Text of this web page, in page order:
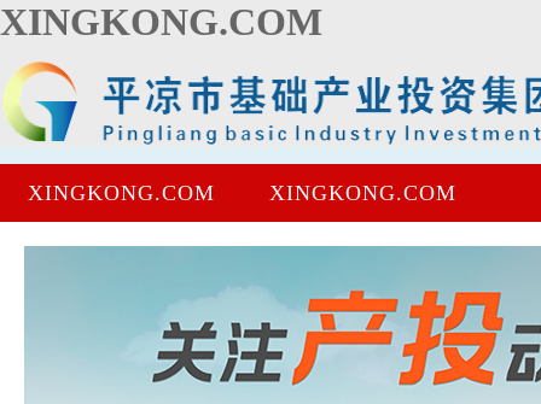
XINGKONG.COM
XINGKONG.COM XINGKONG.COM